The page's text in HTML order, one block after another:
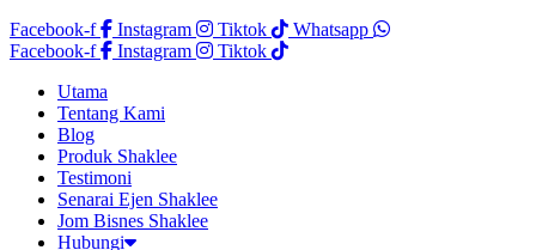
Facebook-f
Instagram Tiktok
Whatsapp
Facebook-f
Instagram
Tiktok
Utama
Tentang Kami
Blog
Produk Shaklee
Testimoni
Senarai Ejen Shaklee
Jom Bisnes Shaklee
Hubungi